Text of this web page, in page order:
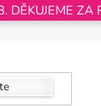
ZA